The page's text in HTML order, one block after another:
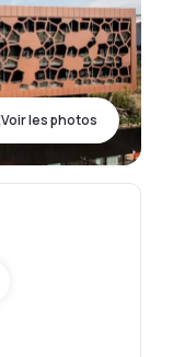
Voir les photos